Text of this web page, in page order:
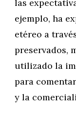
las
ejemplo, ha
etéreo a
preservados,
utilizado la
para
y la